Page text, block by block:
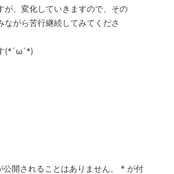
が、変化していきますので、その
ながら苦行継続してみてくださ
(*´ω`*)
公開されることはありません。 * が付